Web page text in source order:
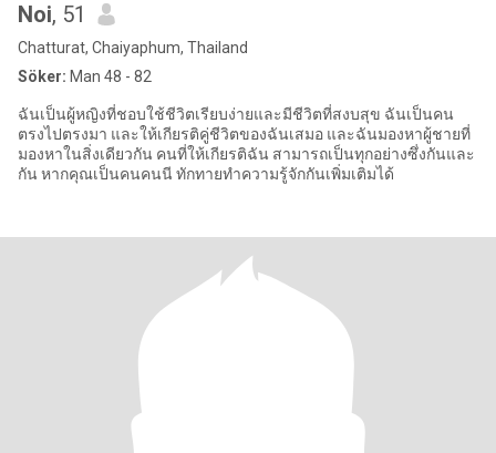
Noi, 51
Chatturat, Chaiyaphum, Thailand
Söker: Man 48 - 82
ฉันเป็นผู้หญิงที่ชอบใช้ชีวิตเรียบง่ายและมีชีวิตที่สงบสุข ฉันเป็นคน
ตรงไปตรงมา และให้เกียรติคู่ชีวิตของฉันเสมอ และฉันมองหาผู้ชายที่
มองหาในสิ่งเดียวกัน คนที่ให้เกียรติฉัน สามารถเป็นทุกอย่างซึ่งกันและ
กัน หากคุณเป็นคนคนนี ทักทายทำความรู้จักกันเพิ่มเติมได้